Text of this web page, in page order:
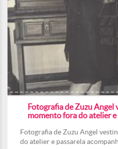
Fotografia de Zuzu Angel
momento fora do atelier e
Fotografia de Zuzu Angel
do atelier e passarela